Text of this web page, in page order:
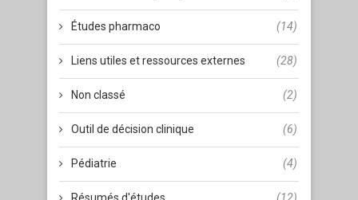
Études pharmaco (14)
Liens utiles et ressources externes (28)
Non classé (2)
Outil de décision clinique (6)
Pédiatrie (4)